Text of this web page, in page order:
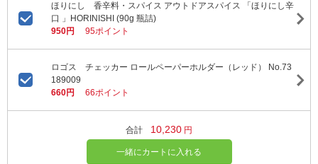
ほりにし 香辛料・スパイス アウトドアスパイス 「ほりにし辛
口 」HORINISHI (90g 瓶詰)
950円
95ポイント
ロゴス チェッカー ロールペーパーホルダー（レッド） No.73
189009
660円
66ポイント
合計 10,230 円
一緒にカートに入れる